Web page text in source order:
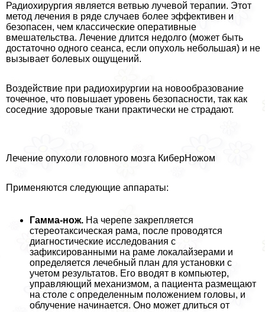
Радиохирургия является ветвью лучевой терапии. Этот
метод лечения в ряде случаев более эффективен и
безопасен, чем классические оперативные
вмешательства. Лечение длится недолго (может быть
достаточно одного сеанса, если опухоль небольшая) и не
вызывает болевых ощущений.
Воздействие при радиохирургии на новообразование
точечное, что повышает уровень безопасности, так как
соседние здоровые ткани пpaктически не страдают.
Лечение опухоли головного мозга КиберНожом
Применяются следующие аппараты:
Гамма-нож. На черепе закрепляется
стереотаксическая рама, после проводятся
диагностические исследования с
зафиксированными на раме локалайзерами и
определяется лечебный план для установки с
учетом результатов. Его вводят в компьютер,
управляющий механизмом, а пациента размещают
на столе с определенным положением головы, и
облучение начинается. Оно может длиться от